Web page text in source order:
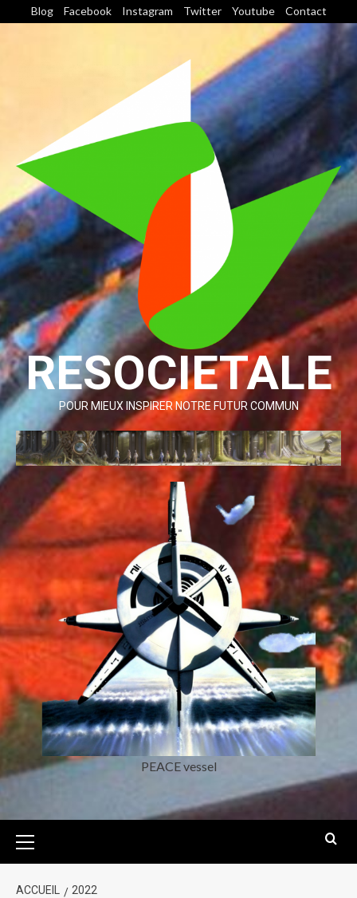
Blog Facebook Instagram Twitter Youtube Contact
RESOCIETALE
POUR MIEUX INSPIRER NOTRE FUTUR COMMUN
PEACE vessel
ACCUEIL 2022